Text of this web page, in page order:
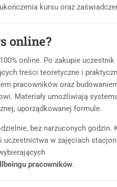
kursu oraz
online?
online. Po zakupie
treści teoretyczne i
pracowników oraz
Materiały umożliwiają
uporządkowanej formule.
bez narzuconych godzin.
uczestnictwa w zajęciach
pracowników.